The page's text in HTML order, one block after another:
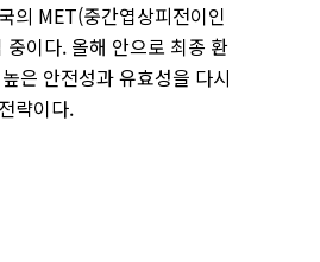
의 MET(중간엽상피전이인
중이다. 올해 안으로 최종 환
은 안전성과 유효성을 다시
략이다.